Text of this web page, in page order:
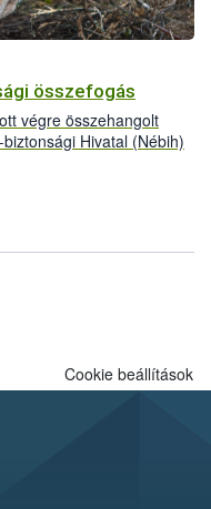
összefogás
végre összehangolt
Hivatal (Nébih)
Iroda (KR NNI)
együttműködve. A
körülmények között
Cookie beállítások